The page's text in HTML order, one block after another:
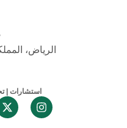
الرياض،
استشارات |
Instagram
X-twitter